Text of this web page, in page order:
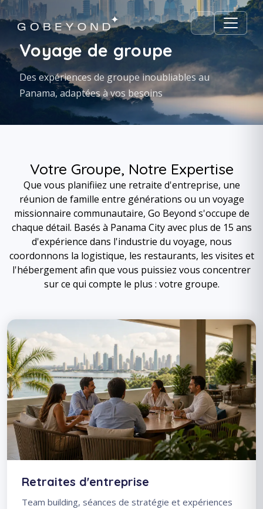
Voyage de groupe
Des expériences de groupe inoubliables au
Panama, adaptées à vos besoins
Votre Groupe, Notre Expertise
Que vous planifiiez une retraite d'entreprise, une
réunion de famille entre générations ou un voyage
missionnaire communautaire, Go Beyond s'occupe de
chaque détail. Basés à Panama City avec plus de 15 ans
d'expérience dans l'industrie du voyage, nous
coordonnons la logistique, les restaurants, les visites et
l'hébergement afin que vous puissiez vous concentrer
sur ce qui compte le plus : votre groupe.
Retraites d'entreprise
Team building, séances de stratégie et expériences